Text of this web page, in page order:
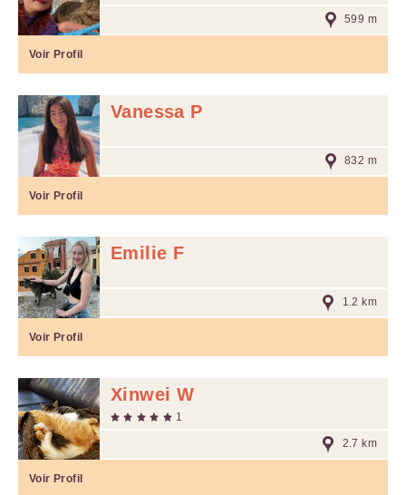
599 m
Voir Profil
Vanessa P
832 m
Voir Profil
Emilie F
1.2 km
Voir Profil
Xinwei W
1
2.7 km
Voir Profil